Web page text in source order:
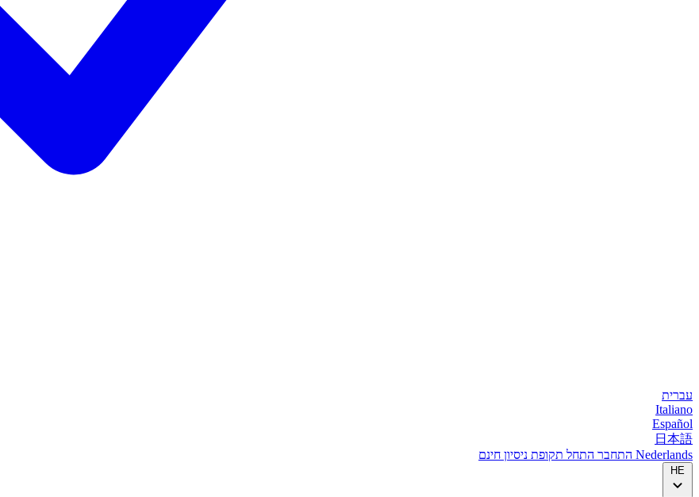
עברית
Italiano
Español
日本語
Nederlands התחבר התחל תקופת ניסיון חינם
HE